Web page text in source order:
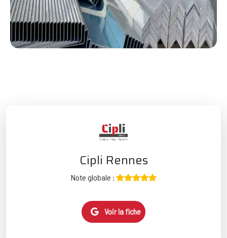
Cipli Rennes
Note globale :
Voir la fiche